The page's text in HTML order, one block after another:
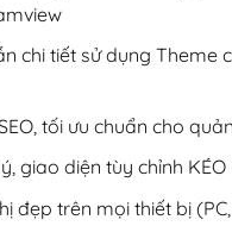
chi tiết sử dụng Theme
tối ưu chuẩn cho
giao diện tùy chỉnh KÉO
đẹp trên mọi thiết bị